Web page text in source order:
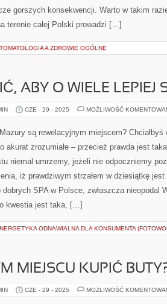
gorszych konsekwencji. Warto w takim
terenie całej Polski prowadzi […]
A ZDROWIE OGÓLNE
ABY O WIELE LEPIEJ
CZE - 29 - 2025 MOŻLIWOŚĆ
są rewelacyjnym miejscem?
akurat zrozumiałe – przecież prawda jest
niemal umrzemy, jeżeli nie odpoczniemy
iż prawdziwym strzałem w dziesiątkę
SPA w Polsce, zwłaszcza nieopodal
kwestia jest taka, […]
ODNAWIALNA DLA KONSUMENTA
MIEJSCU KUPIĆ
CZE - 29 - 2025 MOŻLIWOŚĆ